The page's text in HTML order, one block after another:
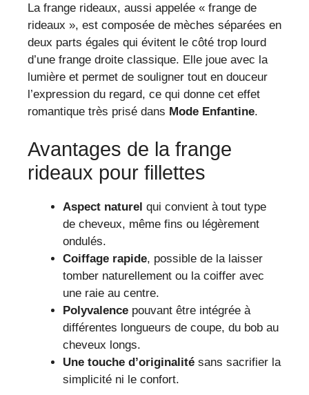
La frange rideaux, aussi appelée « frange de
rideaux », est composée de mèches séparées en
deux parts égales qui évitent le côté trop lourd
d’une frange droite classique. Elle joue avec la
lumière et permet de souligner tout en douceur
l’expression du regard, ce qui donne cet effet
romantique très prisé dans Mode Enfantine.
Avantages de la frange
rideaux pour fillettes
Aspect naturel qui convient à tout type
de cheveux, même fins ou légèrement
ondulés.
Coiffage rapide, possible de la laisser
tomber naturellement ou la coiffer avec
une raie au centre.
Polyvalence pouvant être intégrée à
différentes longueurs de coupe, du bob au
cheveux longs.
Une touche d’originalité sans sacrifier la
simplicité ni le confort.